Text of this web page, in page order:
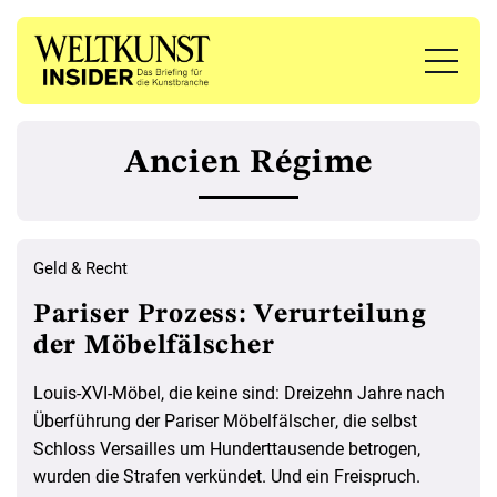
Ancien Régime
Geld & Recht
Pariser Prozess: Verurteilung
der Möbelfälscher
Louis-XVI-Möbel, die keine sind: Dreizehn Jahre nach
Überführung der Pariser Möbelfälscher, die selbst
Schloss Versailles um Hunderttausende betrogen,
wurden die Strafen verkündet. Und ein Freispruch.